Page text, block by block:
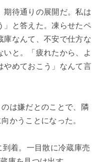
待通りの展開だ。私は
」と答えた。凍らせたペ
庫なんて、不安で仕方な
いと。「疲れたから、よ
やめておこう」なんて言
は嫌だとのことで、隣
かうことになった。
着。一目散に冷蔵庫売